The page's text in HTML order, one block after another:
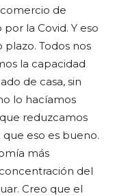
de
la Covid. Y eso
Todos nos
la capacidad
de casa, sin
lo hacíamos
reduzcamos
eso es bueno.
más
del
Creo que el